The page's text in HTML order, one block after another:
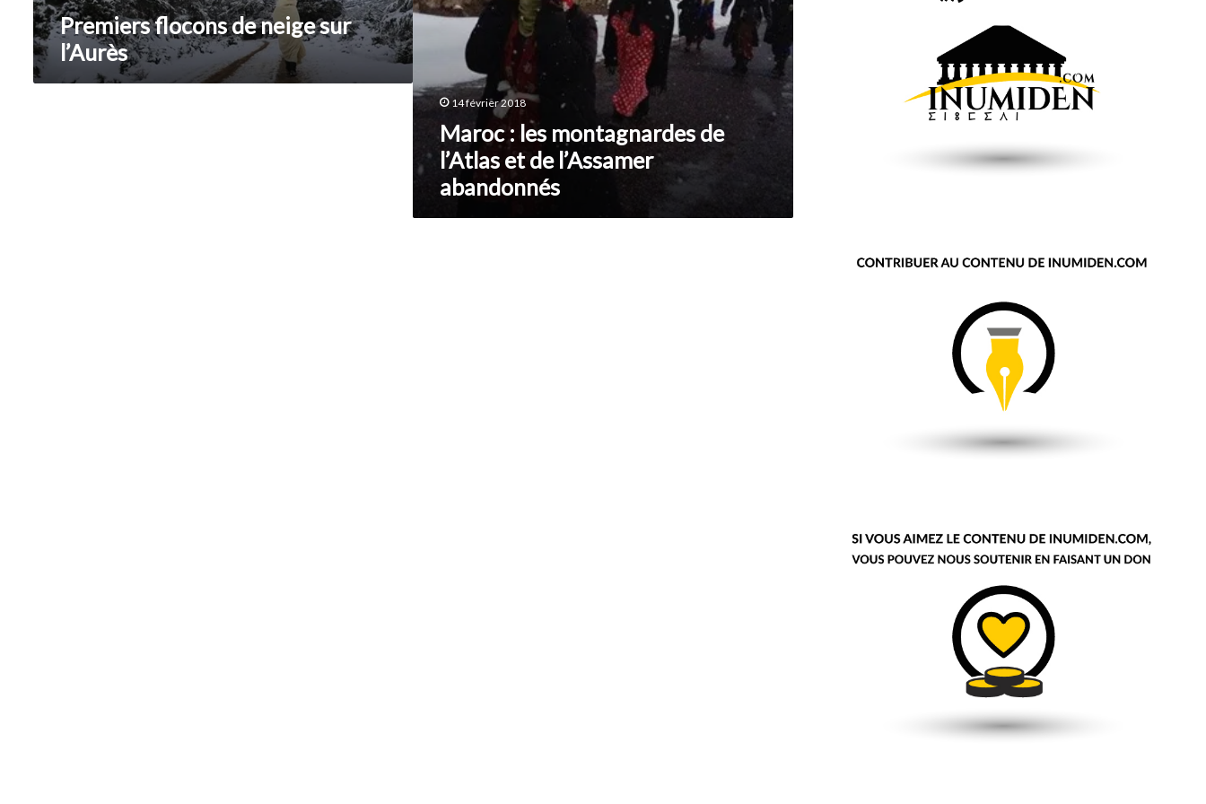
Premiers flocons de neige sur
l’Aurès
14 février 2018
Maroc : les montagnardes de
l’Atlas et de l’Assamer
abandonnés